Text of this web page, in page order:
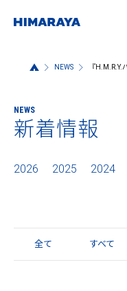
NEWS 『
NEWS
新着情報
2026 2025 2024
全て すべて